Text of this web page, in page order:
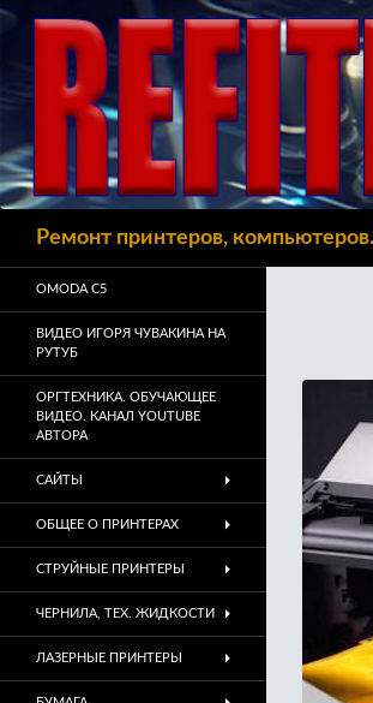
Ремонт принтеров,
OMODA C5
ВИДЕО ИГОРЯ ЧУВАКИНА НА
РУТУБ
ОРГТЕХНИКА. ОБУЧАЮЩЕЕ
ВИДЕО. КАНАЛ YOUTUBE
АВТОРА
САЙТЫ
ОБЩЕЕ О ПРИНТЕРАХ
СТРУЙНЫЕ ПРИНТЕРЫ
ЧЕРНИЛА, ТЕХ. ЖИДКОСТИ
ЛАЗЕРНЫЕ ПРИНТЕРЫ